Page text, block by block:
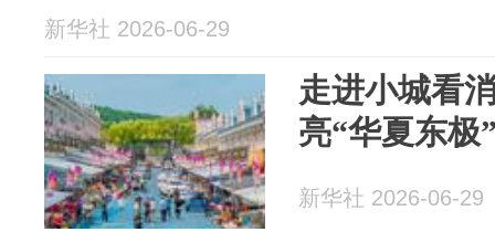
新华社 2026-06-29
走进小城看
亮“华夏东极
新华社 2026-06-29